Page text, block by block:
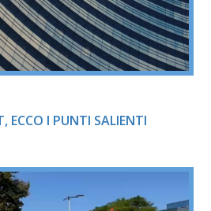
ECCO I PUNTI SALIENTI